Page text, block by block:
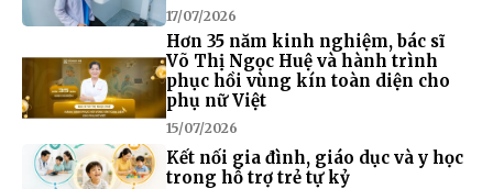
17/07/2026
Hơn 35 năm kinh nghiệm, bác sĩ
Võ Thị Ngọc Huệ và hành trình
phục hồi vùng kín toàn diện cho
phụ nữ Việt
15/07/2026
Kết nối gia đình, giáo dục và y học
trong hỗ trợ trẻ tự kỷ